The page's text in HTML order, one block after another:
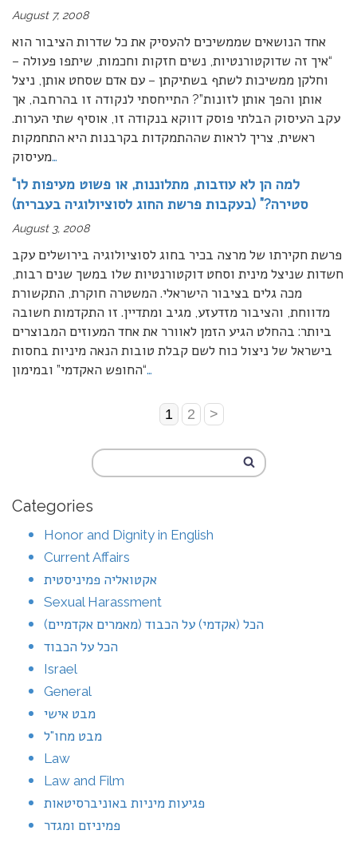
August 7, 2008
אחד הנושאים שממשיכים להעסיק את כל שדרות הציבור הוא
“איך זה שדוקטורנטיות, נשים חזקות וחכמות, שיתפו פעולה –
וחלקן ממשיכות לשתף בשתיקתן – עם אדם שסחט אותן, ניצל
אותן והפך אותן לזונות”? התייחסתי לנקודה זו בהרחבה, אך
עקב העיסוק הבלתי פוסק דווקא בנקודה זו, אוסיף שתי הערות.
ראשית, צריך לראות שההתמקדות בקרבנות היא התחמקות
מעיסוק…
“למה הן לא עוזבות, מתלוננות, או פשוט מעיפות לו
סטירה?” (בעקבות פרשת החוג לסוציולוגיה בעברית)
August 3, 2008
פרשת חקירתו של מרצה בכיר בחוג לסוציולוגיה בירושלים עקב
חשדות שניצל מינית וסחט דוקטורנטיות שלו במשך שנים רבות,
מכה גלים בציבור הישראלי. המשטרה חוקרת, התקשורת
מדווחת, והציבור מזדעזע, מגיב ומתדיין. זו התקדמות חשובה
ביותר: בהחלט הגיע הזמן לאוורר את אחד המעוזים המבוצרים
בישראל של ניצול כוח לשם קבלת טובות הנאה מיניות בחסות
“החופש האקדמי” ובמימון…
1 2 >
Categories
Honor and Dignity in English
Current Affairs
אקטואליה פמיניסטית
Sexual Harassment
הכל (אקדמי) על הכבוד (מאמרים אקדמיים)
הכל על הכבוד
Israel
General
מבט אישי
מבט מחו"ל
Law
Law and Film
פגיעות מיניות באוניברסיטאות
פמיניזם ומגדר